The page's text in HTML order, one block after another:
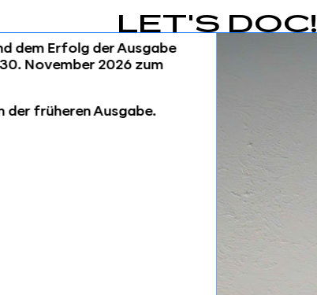
LET'S DOC!
dem Erfolg der Ausgabe
November 2026 zum
der früheren Ausgabe.